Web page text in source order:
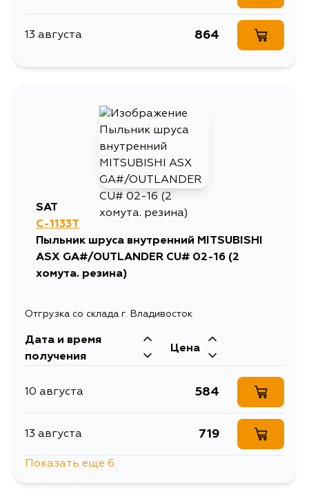
13 августа 864
SAT
C-1133T
Пыльник шруса внутренний MITSUBISHI
ASX GA#/OUTLANDER CU# 02-16 (2
хомута. резина)
Отгрузка со склада г. Владивосток
Дата и время
получения
Цена
10 августа 584
13 августа 719
Показать еще 6